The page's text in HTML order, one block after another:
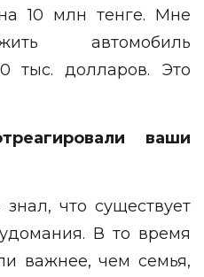
10 млн тенге. Мне
автомобиль
тыс. долларов. Это
ваши
что существует
В то время
важнее, чем семья,